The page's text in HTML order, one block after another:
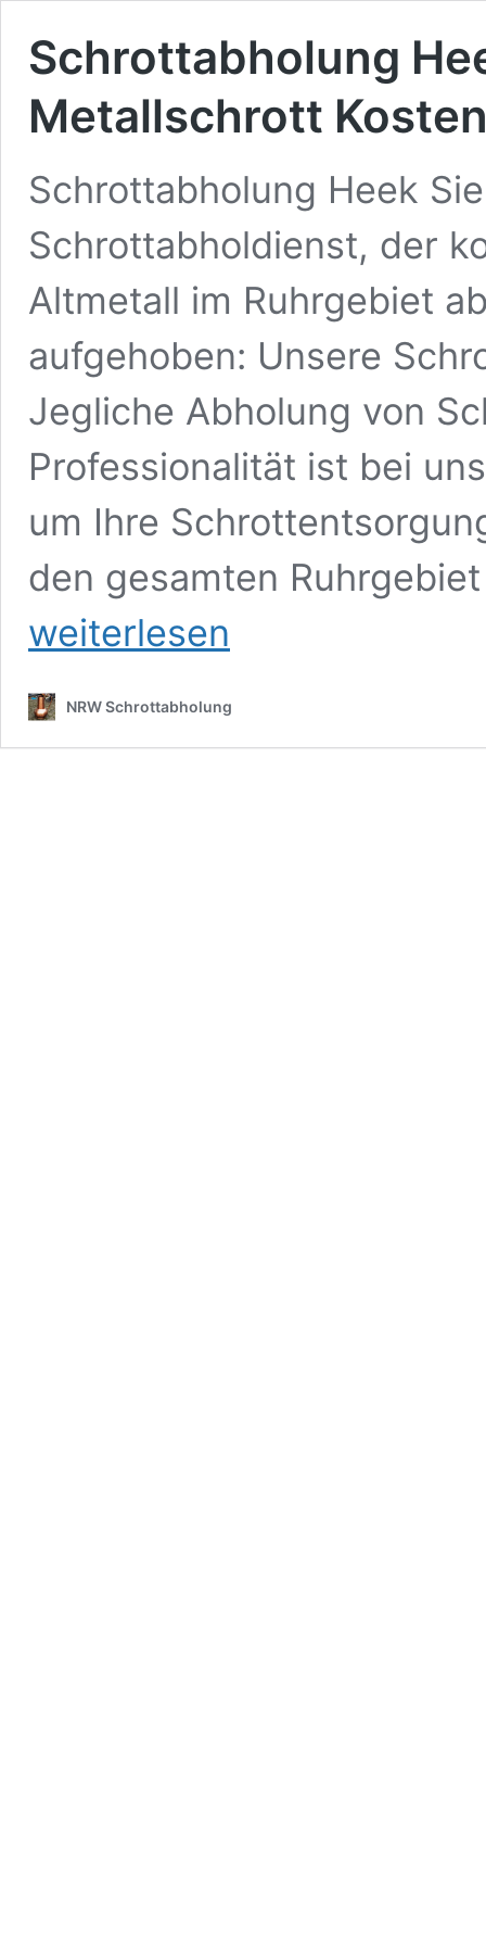
Schrottabholung
Metallschrott
Schrottabholung Heek
Schrottabholdienst, der
Altmetall im Ruhrgebiet
aufgehoben: Unsere
Jegliche Abholung von
Professionalität ist bei
um Ihre
den gesamten
weiterlesen
NRW Schrottabholung